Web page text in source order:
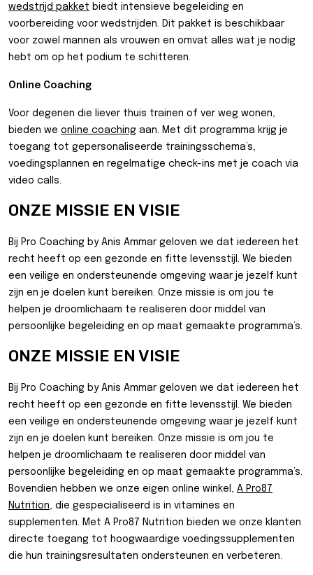
wedstrijd pakket biedt intensieve begeleiding en
voorbereiding voor wedstrijden. Dit pakket is beschikbaar
voor zowel mannen als vrouwen en omvat alles wat je nodig
hebt om op het podium te schitteren.
Online Coaching
Voor degenen die liever thuis trainen of ver weg wonen,
bieden we online coaching aan. Met dit programma krijg je
toegang tot gepersonaliseerde trainingsschema’s,
voedingsplannen en regelmatige check-ins met je coach via
video calls.
ONZE MISSIE EN VISIE
Bij Pro Coaching by Anis Ammar geloven we dat iedereen het
recht heeft op een gezonde en fitte levensstijl. We bieden
een veilige en ondersteunende omgeving waar je jezelf kunt
zijn en je doelen kunt bereiken. Onze missie is om jou te
helpen je droomlichaam te realiseren door middel van
persoonlijke begeleiding en op maat gemaakte programma’s.
ONZE MISSIE EN VISIE
Bij Pro Coaching by Anis Ammar geloven we dat iedereen het
recht heeft op een gezonde en fitte levensstijl. We bieden
een veilige en ondersteunende omgeving waar je jezelf kunt
zijn en je doelen kunt bereiken. Onze missie is om jou te
helpen je droomlichaam te realiseren door middel van
persoonlijke begeleiding en op maat gemaakte programma’s.
Bovendien hebben we onze eigen online winkel, A Pro87
Nutrition, die gespecialiseerd is in vitamines en
supplementen. Met A Pro87 Nutrition bieden we onze klanten
directe toegang tot hoogwaardige voedingssupplementen
die hun trainingsresultaten ondersteunen en verbeteren.